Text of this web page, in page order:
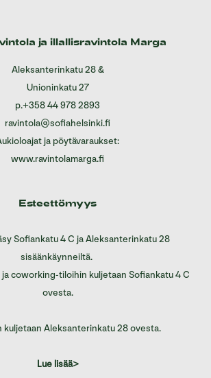
ja illallisravintola Marga
Aleksanterinkatu 28&
Unioninkatu 27
p.+358 44 978 2893
ravintola@sofiahelsinki.fi
ja pöytävaraukset:
www.ravintolamarga.fi
Esteettömyys
Sofiankatu 4 C ja Aleksanterinkatu 28
sisäänkäynneiltä.
coworking-tiloihin kuljetaan Sofiankatu 4 C
ovesta.
kuljetaan Aleksanterinkatu 28 ovesta.
Lue lisää>